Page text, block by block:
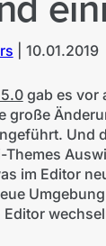
10.01.2019
gab es vor
große
Und
Themes
im Editor